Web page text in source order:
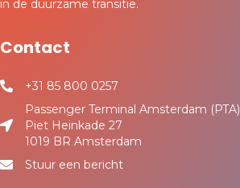
in de duurzame transitie.
Contact
+31 85 800 0257
Passenger Terminal Amsterdam (PTA)
Piet Heinkade 27
1019 BR Amsterdam
Stuur een bericht